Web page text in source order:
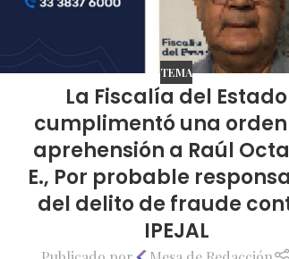
TEMA
La Fiscalía del Estado
cumplimentó una
aprehensión a Raúl
E., Por probable
del delito de fraude
IPEJAL